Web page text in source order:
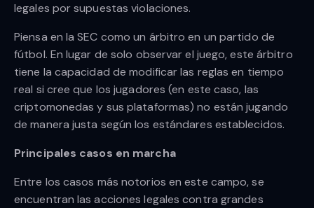
legales por supuestas violaciones.
Piensa en la SEC como un árbitro en un partido de
fútbol. En lugar de solo observar el juego, este árbitro
tiene la capacidad de modificar las reglas en tiempo
real si cree que los jugadores (en este caso, las
criptomonedas y sus plataformas) no están jugando
de manera justa según los estándares establecidos.
Principales casos en marcha
Entre los casos más notorios en este campo, se
encuentran las acciones legales contra grandes